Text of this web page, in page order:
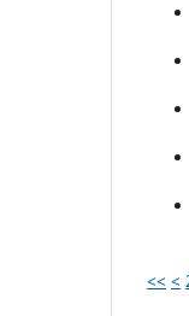
<< <